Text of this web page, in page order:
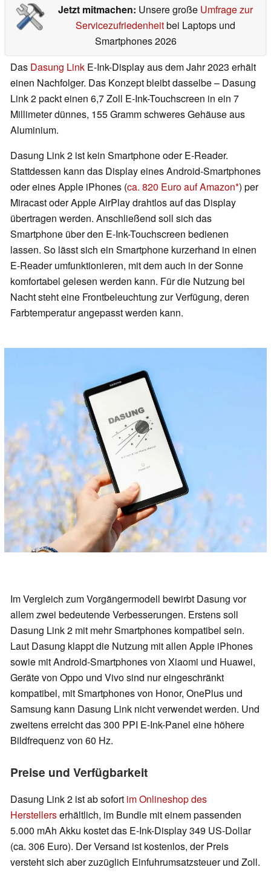
Jetzt mitmachen: Unsere große Umfrage zur
Servicezufriedenheitbei Laptops und
Smartphones 2026
Das Dasung Link E-Ink-Display aus dem Jahr 2023 erhält
einen Nachfolger. Das Konzept bleibt dasselbe – Dasung
Link 2 packt einen 6,7 Zoll E-Ink-Touchscreen in ein 7
Millimeter dünnes, 155 Gramm schweres Gehäuse aus
Aluminium.
Dasung Link 2 ist kein Smartphone oder E-Reader.
Stattdessen kann das Display eines Android-Smartphones
oder eines Apple iPhones (ca. 820 Euro auf Amazon ) per
Miracast oder Apple AirPlay drahtlos auf das Display
übertragen werden. Anschließend soll sich das
Smartphone über den E-Ink-Touchscreen bedienen
lassen. So lässt sich ein Smartphone kurzerhand in einen
E-Reader umfunktionieren, mit dem auch in der Sonne
komfortabel gelesen werden kann. Für die Nutzung bei
Nacht steht eine Frontbeleuchtung zur Verfügung, deren
Farbtemperatur angepasst werden kann.
Im Vergleich zum Vorgängermodell bewirbt Dasung vor
allem zwei bedeutende Verbesserungen. Erstens soll
Dasung Link 2 mit mehr Smartphones kompatibel sein.
Laut Dasung klappt die Nutzung mit allen Apple iPhones
sowie mit Android-Smartphones von Xiaomi und Huawei,
Geräte von Oppo und Vivo sind nur eingeschränkt
kompatibel, mit Smartphones von Honor, OnePlus und
Samsung kann Dasung Link nicht verwendet werden. Und
zweitens erreicht das 300 PPI E-Ink-Panel eine höhere
Bildfrequenz von 60 Hz.
Preise und Verfügbarkeit
Dasung Link 2 ist ab sofort im Onlineshop des
Herstellerserhältlich, im Bundle mit einem passenden
5.000 mAh Akku kostet das E-Ink-Display 349 US-Dollar
(ca. 306 Euro). Der Versand ist kostenlos, der Preis
versteht sich aber zuzüglich Einfuhrumsatzsteuer und Zoll.